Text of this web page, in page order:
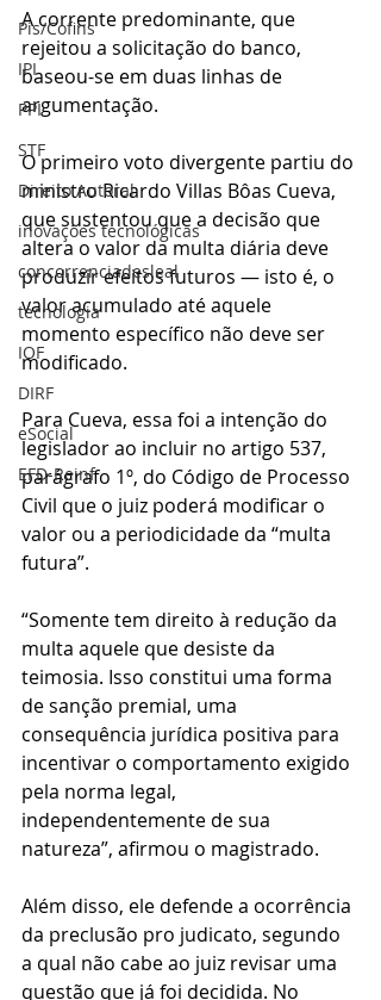
Pis/Cofins
IPI
PPI
STF
Direito Autoral
inovações tecnológicas
concorrenciadesleal
tecnologia
IOF
DIRF
eSocial
EFD-Reinf
A corrente predominante, que
rejeitou a solicitação do banco,
baseou-se em duas linhas de
argumentação.
O primeiro voto divergente partiu do
ministro Ricardo Villas Bôas Cueva,
que sustentou que a decisão que
altera o valor da multa diária deve
produzir efeitos futuros — isto é, o
valor acumulado até aquele
momento específico não deve ser
modificado.
Para Cueva, essa foi a intenção do
legislador ao incluir no artigo 537,
parágrafo 1º, do Código de Processo
Civil que o juiz poderá modificar o
valor ou a periodicidade da “multa
futura”.
“Somente tem direito à redução da
multa aquele que desiste da
teimosia. Isso constitui uma forma
de sanção premial, uma
consequência jurídica positiva para
incentivar o comportamento exigido
pela norma legal,
independentemente de sua
natureza”, afirmou o magistrado.
Além disso, ele defende a ocorrência
da preclusão pro judicato, segundo
a qual não cabe ao juiz revisar uma
questão que já foi decidida. No